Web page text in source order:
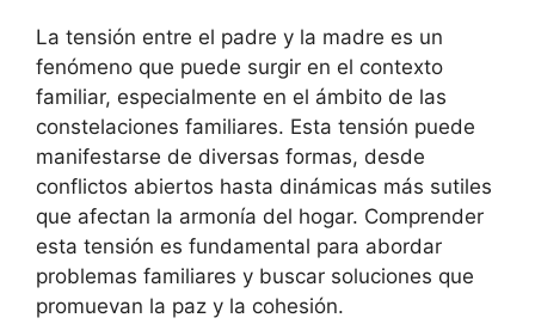
La tensión entre el padre y la madre es un
fenómeno que puede surgir en el contexto
familiar, especialmente en el ámbito de las
constelaciones familiares. Esta tensión puede
manifestarse de diversas formas, desde
conflictos abiertos hasta dinámicas más sutiles
que afectan la armonía del hogar. Comprender
esta tensión es fundamental para abordar
problemas familiares y buscar soluciones que
promuevan la paz y la cohesión.